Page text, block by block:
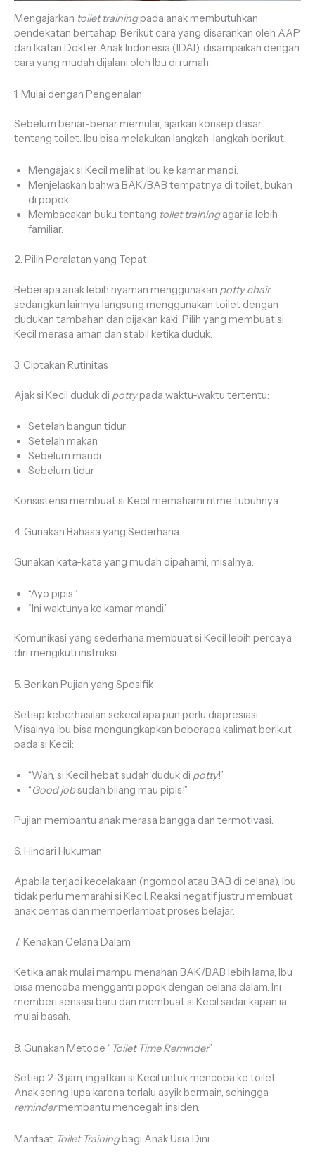
Mengajarkan toilet trainingpada anak membutuhkan
pendekatan bertahap. Berikut cara yang disarankan oleh AAP
dan Ikatan Dokter Anak Indonesia (IDAI), disampaikan dengan
cara yang mudah dijalani oleh Ibu di rumah:
1. Mulai dengan Pengenalan
Sebelum benar-benar memulai, ajarkan konsep dasar
tentang toilet. Ibu bisa melakukan langkah-langkah berikut:
Mengajak si Kecil melihat Ibu ke kamar mandi.
Menjelaskan bahwa BAK/BAB tempatnya di toilet, bukan
di popok.
Membacakan buku tentang toilet trainingagar ia lebih
familiar.
2. Pilih Peralatan yang Tepat
Beberapa anak lebih nyaman menggunakan potty chair,
sedangkan lainnya langsung menggunakan toilet dengan
dudukan tambahan dan pijakan kaki. Pilih yang membuat si
Kecil merasa aman dan stabil ketika duduk.
3. Ciptakan Rutinitas
Ajak si Kecil duduk di pottypada waktu-waktu tertentu:
Setelah bangun tidur
Setelah makan
Sebelum mandi
Sebelum tidur
Konsistensi membuat si Kecil memahami ritme tubuhnya.
4. Gunakan Bahasa yang Sederhana
Gunakan kata-kata yang mudah dipahami, misalnya:
“Ayo pipis.”
“Ini waktunya ke kamar mandi.”
Komunikasi yang sederhana membuat si Kecil lebih percaya
diri mengikuti instruksi.
5. Berikan Pujian yang Spesifik
Setiap keberhasilan sekecil apa pun perlu diapresiasi.
Misalnya ibu bisa mengungkapkan beberapa kalimat berikut
pada si Kecil:
“Wah, si Kecil hebat sudah duduk di potty!”
“Good jobsudah bilang mau pipis!”
Pujian membantu anak merasa bangga dan termotivasi.
6. Hindari Hukuman
Apabila terjadi kecelakaan (ngompol atau BAB di celana), Ibu
tidak perlu memarahi si Kecil. Reaksi negatif justru membuat
anak cemas dan memperlambat proses belajar.
7. Kenakan Celana Dalam
Ketika anak mulai mampu menahan BAK/BAB lebih lama, Ibu
bisa mencoba mengganti popok dengan celana dalam. Ini
memberi sensasi baru dan membuat si Kecil sadar kapan ia
mulai basah.
8. Gunakan Metode “ Toilet Time Reminder”
Setiap 2–3 jam, ingatkan si Kecil untuk mencoba ke toilet.
Anak sering lupa karena terlalu asyik bermain, sehingga
remindermembantu mencegah insiden.
Manfaat Toilet Trainingbagi Anak Usia Dini